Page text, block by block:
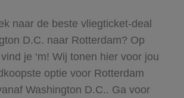
naar de beste vliegticket-deal
D.C. naar Rotterdam? Op
je ‘m! Wij tonen hier voor jou
optie voor Rotterdam
Washington D.C.. Ga voor